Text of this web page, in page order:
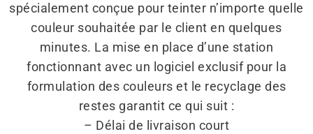
spécialement conçue pour teinter n’importe quelle
couleur souhaitée par le client en quelques
minutes. La mise en place d’une station
fonctionnant avec un logiciel exclusif pour la
formulation des couleurs et le recyclage des
restes garantit ce qui suit :
– Délai de livraison court